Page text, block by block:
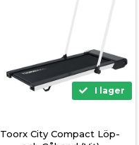
I lager
Toorx City Compact Löp-